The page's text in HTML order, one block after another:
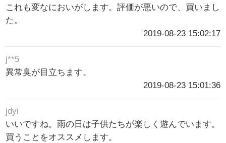
これも変なにおいがします。評価が悪いので、買いまし
た。
2019-08-23 15:02:17
j**5
異常臭が目立ちます。
2019-08-23 15:01:36
jdyi
いいですね。雨の日は子供たちが楽しく遊んでいます。
買うことをオススメします。